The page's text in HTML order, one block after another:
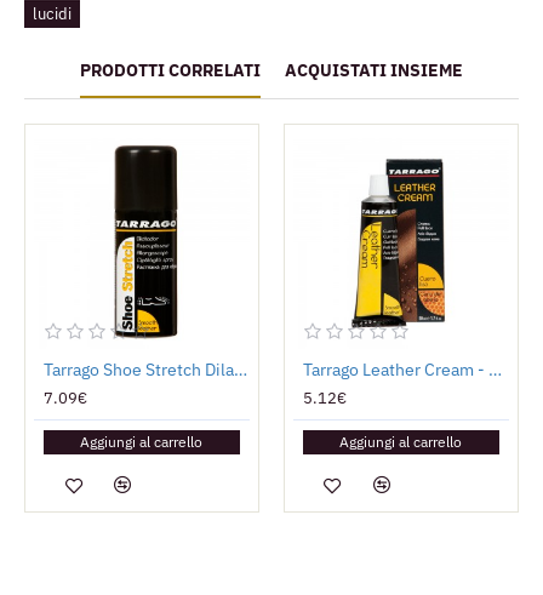
Shoe Cream – la scelta dei professionisti per
bellezza e protezione durature.
lucidi
PRODOTTI CORRELATI ACQUISTATI INSIEME
Tarrago Shoe Stretch Dilatatore
7.09€
Aggiungi al carrello
Tarrago Leather Cream - Lucido da Scarpe in Tubetto
5.12€
Aggiungi al carrello